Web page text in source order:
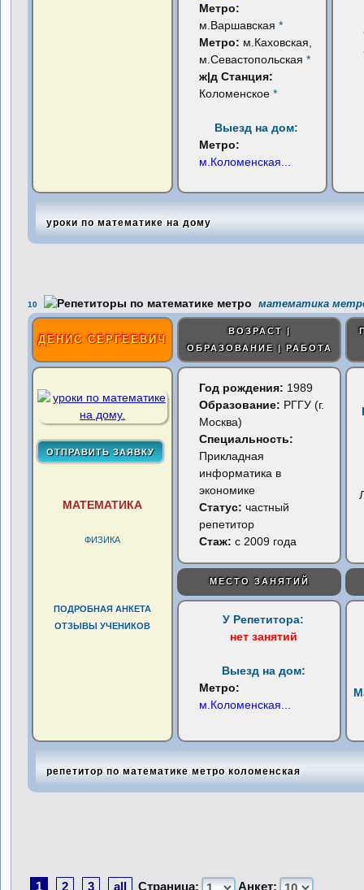
Метро:
м.Варшавская*
Метро: м.Каховская,
м.Севастопольская*
ж|д Станция:
Коломенское*
Выезд на дом:
Метро:
м.Коломенская
уроки по математике на дому
10 математика
ДЕНИС СЕРГЕЕВИЧ
ВОЗРАСТ |
ОБРАЗОВАНИЕ | РАБОТА
МАТЕМАТИКА
ФИЗИКА
ПОДРОБНАЯ АНКЕТА
ОТЗЫВЫ УЧЕНИКОВ
Год рождения: 1989
Образование: РГГУ (г.
Москва)
Специальность:
Прикладная
информатика в
экономике
Статус:частный
репетитор
Стаж: с 2009 года
МЕСТО ЗАНЯТИЙ
У Репетитора:
нет занятий
Выезд на дом:
Метро:
м.Коломенская
репетитор по математике метро коломенская
1 2 3 all Страница: Анкет: